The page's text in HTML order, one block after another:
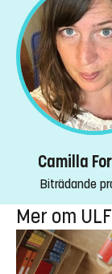
Camilla
Biträdande
Mer om ULF